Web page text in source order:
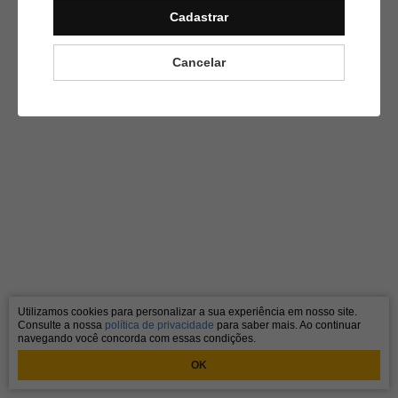
Cadastrar
Cancelar
À respeito das “crianças
soldados”, indico assistir o Filme
Diamante de sangue.
Utilizamos cookies para personalizar a sua experiência em nosso site.
Consulte a nossa política de privacidade para saber mais. Ao continuar
navegando você concorda com essas condições.
OK